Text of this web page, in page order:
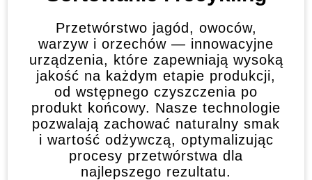
Przetwórstwo jagód, owoców,
warzyw i orzechów — innowacyjne
urządzenia, które zapewniają wysoką
jakość na każdym etapie produkcji,
od wstępnego czyszczenia po
produkt końcowy. Nasze technologie
pozwalają zachować naturalny smak
i wartość odżywczą, optymalizując
procesy przetwórstwa dla
najlepszego rezultatu.